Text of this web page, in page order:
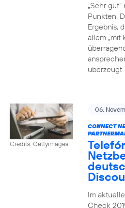
„Sehr
Punkten.
Ergebnis,
allem „mit
überzeugt.
Credits: Gettyimages
06.
CONNECT
Im
Check